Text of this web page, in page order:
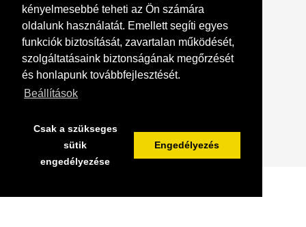
kényelmesebbé teheti az Ön számára
oldalunk használatát. Emellett segíti egyes
funkciók biztosítását, zavartalan működését,
szolgáltatásaink biztonságának megőrzését
és honlapunk továbbfejlesztését.
Beállítások
Csak a szükseges
sütik
engedélyezése
Engedélyezés
© karacsonyifaluk.hu 2026